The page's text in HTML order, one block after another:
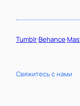
Tumblr·Behance·
Свяжитесь с нами